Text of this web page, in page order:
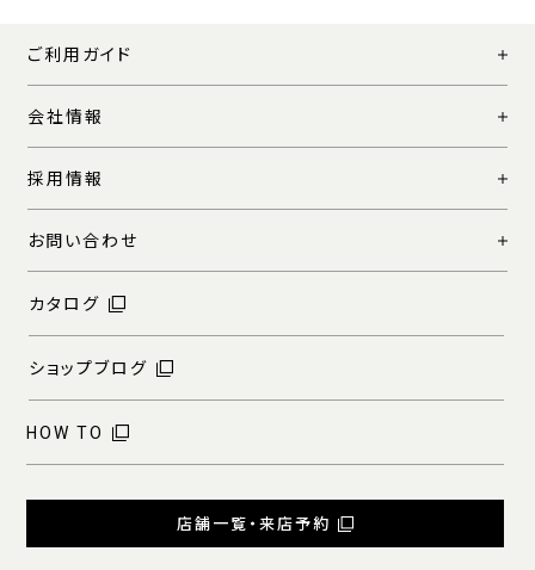
ご利用ガイド
会社情報
採用情報
お問い合わせ
カタログ
ショップブログ
HOW TO
店舗一覧・来店予約